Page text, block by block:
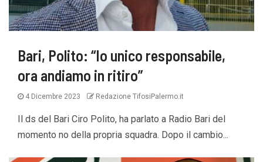
Bari, Polito: “Io unico responsabile,
ora andiamo in ritiro”
4 Dicembre 2023 Redazione TifosiPalermo.it
Il ds del Bari Ciro Polito, ha parlato a Radio Bari del
momento no della propria squadra. Dopo il cambio...